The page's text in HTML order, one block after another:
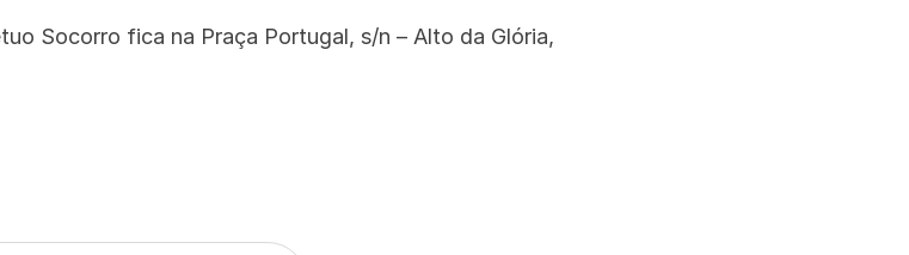
Socorro fica na Praça Portugal, s/n – Alto da Glória,